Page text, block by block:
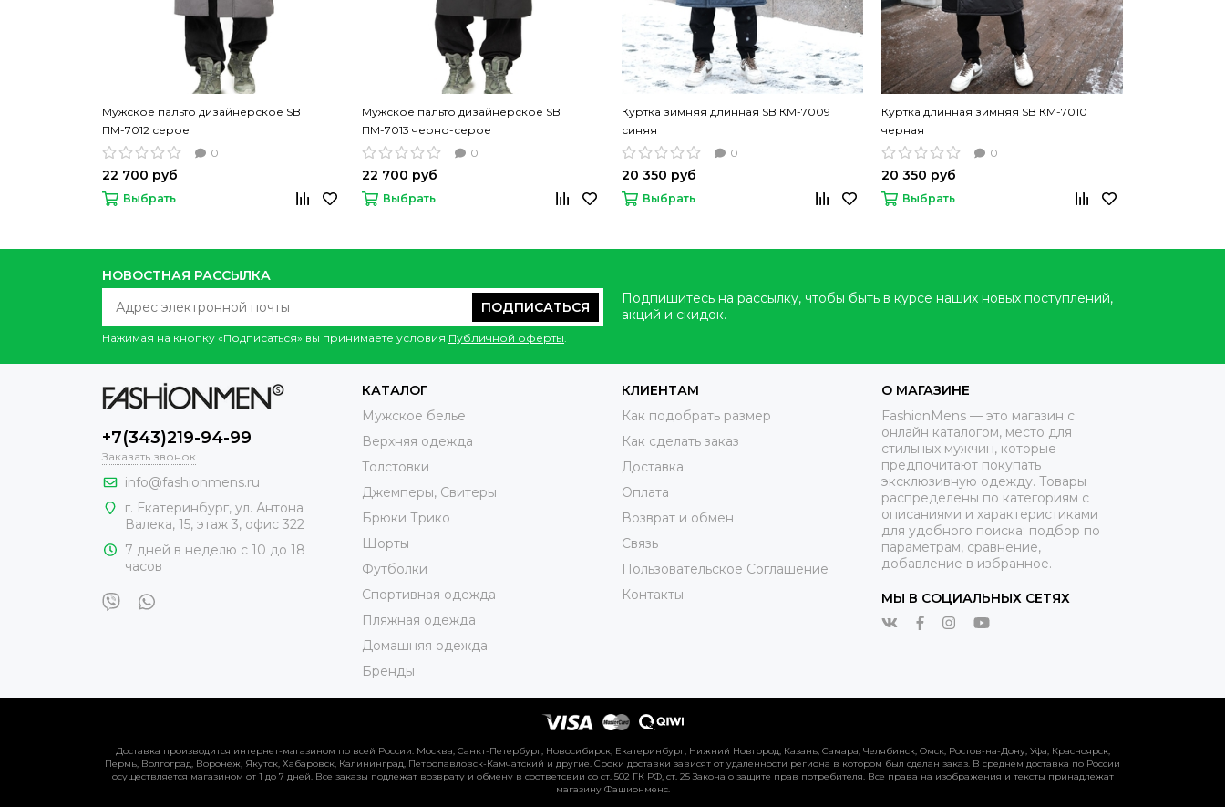
Мужское пальто дизайнерское SB
ПМ-7012 серое
0
22 700 руб
Выбрать
Мужское пальто дизайнерское SB
ПМ-7013 черно-серое
0
22 700 руб
Выбрать
Куртка зимняя длинная SB КМ-7009
синяя
0
20 350 руб
Выбрать
Куртка длинная зимняя SB КМ-7010
черная
0
20 350 руб
Выбрать
НОВОСТНАЯ РАССЫЛКА
ПОДПИСАТЬСЯ
Нажимая на кнопку «Подписаться» вы принимаете условия Публичной оферты.
Подпишитесь на рассылку, чтобы быть в курсе наших новых поступлений,
акций и скидок.
+7(343)219-94-99
Заказать звонок
info@fashionmens.ru
г. Екатеринбург, ул. Антона
Валека, 15, этаж 3, офис 322
7 дней в неделю с 10 до 18
часов
КАТАЛОГ
Мужское белье
Верхняя одежда
Толстовки
Джемперы, Свитеры
Брюки Трико
Шорты
Футболки
Спортивная одежда
Пляжная одежда
Домашняя одежда
Бренды
КЛИЕНТАМ
Как подобрать размер
Как сделать заказ
Доставка
Оплата
Возврат и обмен
Связь
Пользовательское Соглашение
Контакты
О МАГАЗИНЕ
FashionMens — это магазин с
онлайн каталогом, место для
стильных мужчин, которые
предпочитают покупать
эксклюзивную одежду. Товары
распределены по категориям с
описаниями и характеристиками
для удобного поиска: подбор по
параметрам, сравнение,
добавление в избранное.
МЫ В СОЦИАЛЬНЫХ СЕТЯХ
Доставка производится интернет-магазином по всей России: Москва, Санкт-Петербург, Новосибирск, Екатеринбург, Нижний Новгород, Казань, Самара, Челябинск, Омск, Ростов-на-Дону, Уфа, Красноярск,
Пермь, Волгоград, Воронеж, Якутск, Хабаровск, Калининград, Петропавловск-Камчатский и другие. Сроки доставки зависят от удаленности региона в котором был сделан заказ. В среднем доставка по России
осуществляется магазином от 1 до 7 дней. Все заказы подлежат возврату и обмену в соответсвии со ст. 502 ГК РФ, ст. 25 Закона о защите прав потребителя. Все права на изображения и тексты принадлежат
магазину Фашионменс.